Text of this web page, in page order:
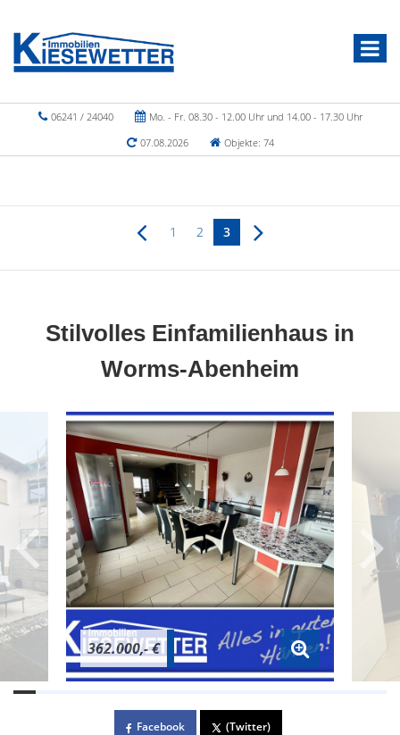
06241 / 24040
Mo. - Fr. 08.30 - 12.00 Uhr und 14.00 - 17.30 Uhr
07.08.2026
Objekte: 74
1 2 3
Stilvolles Einfamilienhaus in
Worms-Abenheim
362.000,- €
Facebook (Twitter)